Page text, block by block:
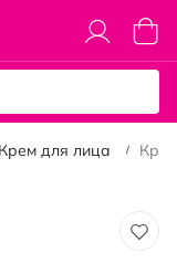
Моя
Крем для лица